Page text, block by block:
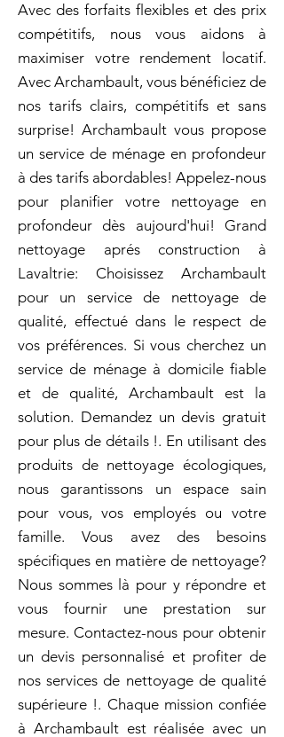
Avec des forfaits flexibles et des prix
compétitifs, nous vous aidons à
maximiser votre rendement locatif.
Avec Archambault, vous bénéficiez de
nos tarifs clairs, compétitifs et sans
surprise! Archambault vous propose
un service de ménage en profondeur
à des tarifs abordables! Appelez-nous
pour planifier votre nettoyage en
profondeur dès aujourd'hui! Grand
nettoyage aprés construction à
Lavaltrie: Choisissez Archambault
pour un service de nettoyage de
qualité, effectué dans le respect de
vos préférences. Si vous cherchez un
service de ménage à domicile fiable
et de qualité, Archambault est la
solution. Demandez un devis gratuit
pour plus de détails !. En utilisant des
produits de nettoyage écologiques,
nous garantissons un espace sain
pour vous, vos employés ou votre
famille. Vous avez des besoins
spécifiques en matière de nettoyage?
Nous sommes là pour y répondre et
vous fournir une prestation sur
mesure. Contactez-nous pour obtenir
un devis personnalisé et profiter de
nos services de nettoyage de qualité
supérieure !. Chaque mission confiée
à Archambault est réalisée avec un